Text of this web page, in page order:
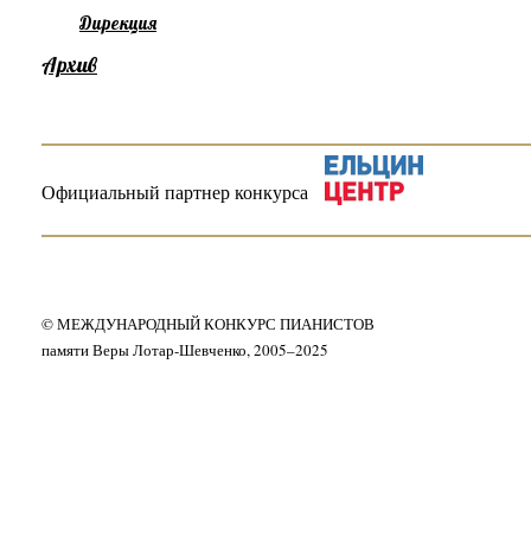
Дирекция
Архив
Официальный партнер конкурса
© МЕЖДУНАРОДНЫЙ КОНКУРС ПИАНИСТОВ
памяти Веры Лотар-Шевченко, 2005–2025